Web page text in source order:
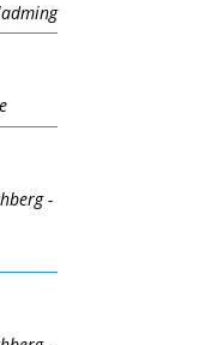
-